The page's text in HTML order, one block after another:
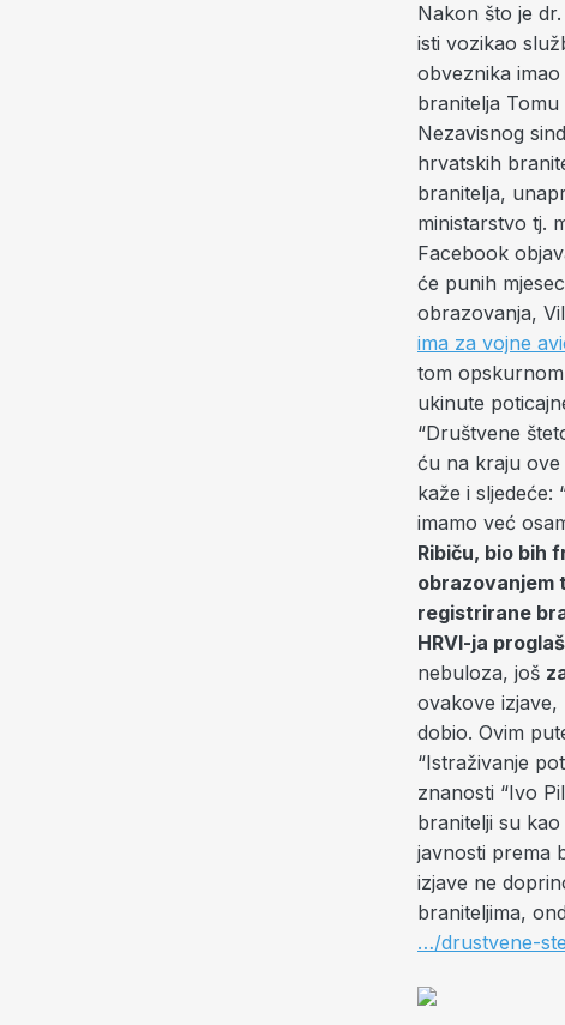
Nakon što je
isti vozikao
obveznika
branitelja
Nezavisnog
hrvatskih
branitelja,
ministarstvo tj.
Facebook
će punih
obrazovanja,
ima za vojne
tom
ukinute
“Društvene
ću na kraju ove
kaže i sljedeće:
imamo već
Ribiču, bio bih
obrazovanjem
registrirane
HRVI-ja
nebuloza, još
ovakove izjave,
dobio. Ovim
“Istraživanje
znanosti “Ivo
branitelji su
javnosti prema
izjave ne
braniteljima,
…/drustvene-